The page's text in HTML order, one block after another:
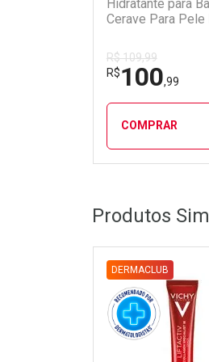
Hidratante para
Cerave Para Pele
R$ 109,99
R$100,99
COMPRAR
Dermaclub
Por Menos
Produtos
DERMACLUB